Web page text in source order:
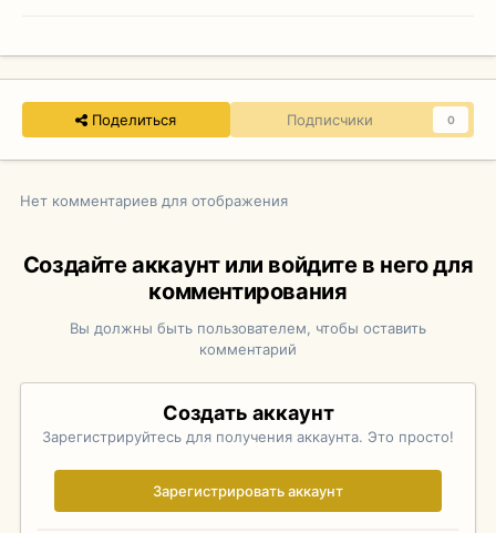
Поделиться Подписчики 0
Нет комментариев для отображения
Создайте аккаунт или войдите в него для
комментирования
Вы должны быть пользователем, чтобы оставить
комментарий
Создать аккаунт
Зарегистрируйтесь для получения аккаунта. Это просто!
Зарегистрировать аккаунт